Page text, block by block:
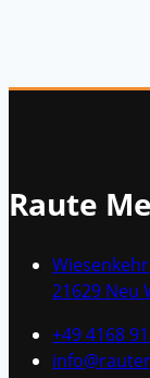
Raute
21629 Neu
+49 4168